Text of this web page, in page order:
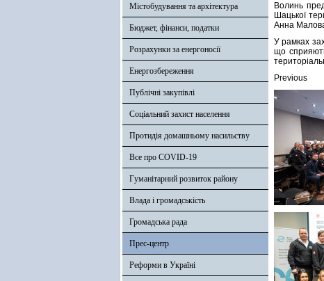
Містобудування та архітектура
Бюджет, фінанси, податки
Розрахунки за енергоносії
Енергозбереження
Публічні закупівлі
Соціальний захист населення
Протидія домашньому насильству
Все про COVID-19
Гуманітарний розвиток району
Влада і громадськість
Громадська рада
Прес-центр
Реформи в Україні
Волинь
Шацької
Анна
У рамках
що
Previous